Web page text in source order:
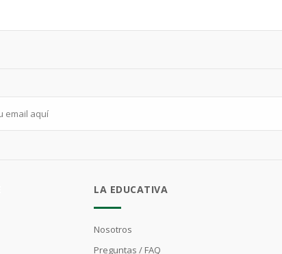
LA EDUCATIVA
Nosotros
Preguntas / FAQ